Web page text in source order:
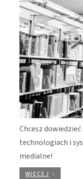
Chcesz
technologiach i
medialne!
WIĘCEJ